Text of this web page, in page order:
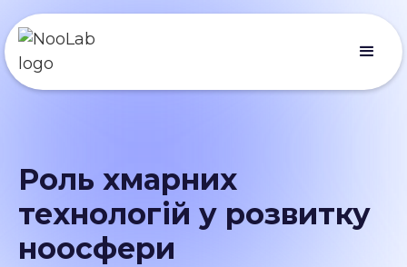
Роль хмарних
технологій у розвитку
ноосфери